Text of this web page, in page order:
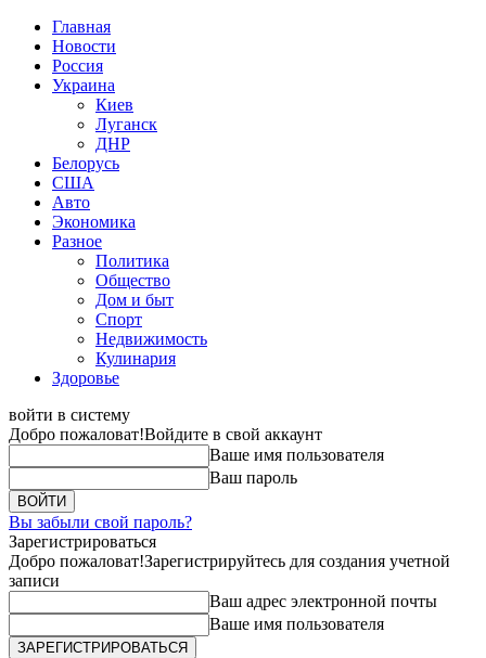
Главная
Новости
Россия
Украина
Киев
Луганск
ДНР
Белорусь
США
Авто
Экономика
Разное
Политика
Общество
Дом и быт
Спорт
Недвижимость
Кулинария
Здоровье
войти в систему
Добро пожаловат!Войдите в свой аккаунт
Ваше имя пользователя
Ваш пароль
Вы забыли свой пароль?
Зарегистрироваться
Добро пожаловат!Зарегистрируйтесь для создания учетной
записи
Ваш адрес электронной почты
Ваше имя пользователя